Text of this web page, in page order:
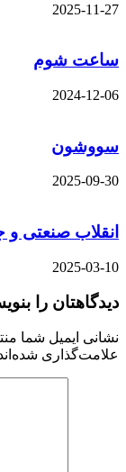
2025-11-27
ساعت شوم
2024-12-06
سووشون
2025-09-30
انقلاب صنعتی و
2025-03-10
دیدگاهتان را
نشانی ایمیل شما
علامت‌گذاری